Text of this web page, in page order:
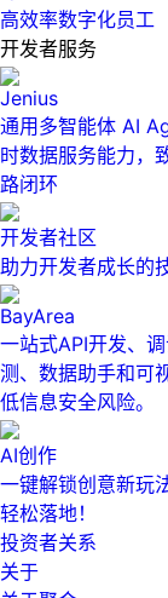
高效率数字化员工
开发者服务
Jenius
通用多智能体 AI
时数据服务能力，
路闭环
开发者社区
助力开发者成长的
BayArea
一站式API开发、
测、数据助手和可
低信息安全风险。
AI创作
一键解锁创意新玩
轻松落地！
投资者关系
关于